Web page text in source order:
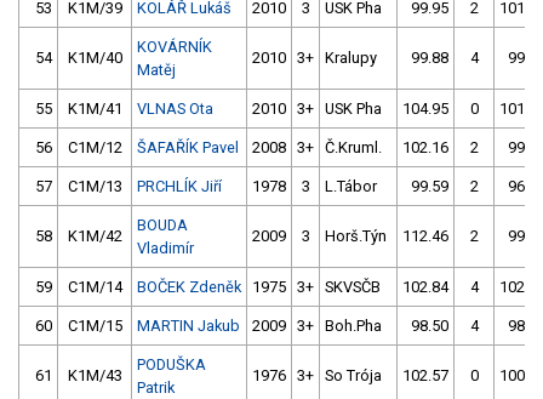
53 K1M/39 KOLÁŘ Lukáš 2010 3 USK Pha 99.95 2
54 K1M/40
KOVÁRNÍK
Matěj
2010 3+ Kralupy 99.88 4
55 K1M/41 VLNAS Ota 2010 3+ USK Pha 104.95 0
56 C1M/12 ŠAFAŘÍK Pavel 2008 3+ Č.Kruml. 102.16 2
57 C1M/13 PRCHLÍK Jiří 1978 3 L.Tábor 99.59 2
58 K1M/42
BOUDA
Vladimír
2009 3 Horš.Týn 112.46 2
59 C1M/14 BOČEK Zdeněk 1975 3+ SKVSČB 102.84 4
60 C1M/15 MARTIN Jakub 2009 3+ Boh.Pha 98.50 4
61 K1M/43
PODUŠKA
Patrik
1976 3+ So Trója 102.57 0